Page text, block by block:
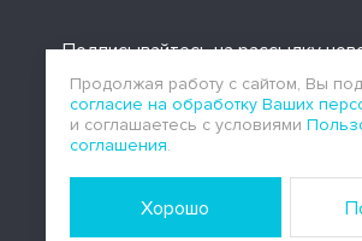
Подписывайтесь на рассылку
Продолжая работу с сайтом, Вы
согласие на обработку Ваших
и соглашаетесь с условиями
соглашения.
Хорошо